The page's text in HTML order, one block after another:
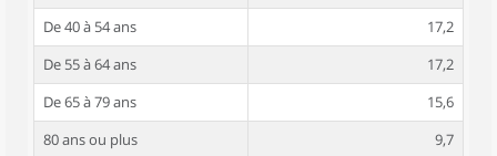
De 40 à 54 ans
17,2
De 55 à 64 ans
17,2
De 65 à 79 ans
15,6
80 ans ou plus
9,7